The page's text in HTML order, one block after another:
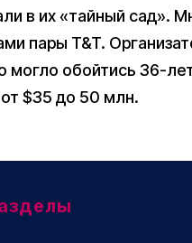
в их «тайный сад».
пары T&T.
могло обойтись 36-
$35 до 50 млн.